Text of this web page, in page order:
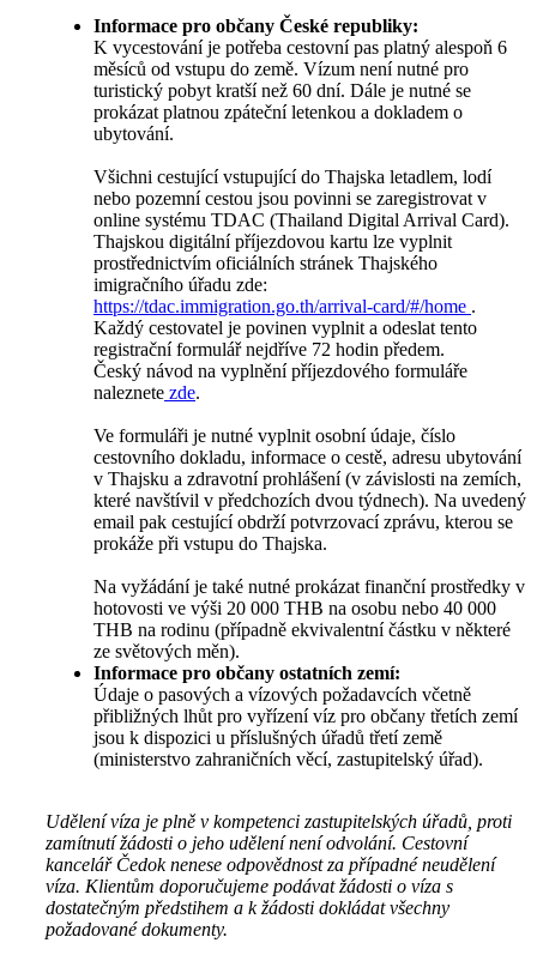
Informace pro občany České republiky:
K vycestování je potřeba cestovní pas platný alespoň 6
měsíců od vstupu do země. Vízum není nutné pro
turistický pobyt kratší než 60 dní. Dále je nutné se
prokázat platnou zpáteční letenkou a dokladem o
ubytování.
Všichni cestující vstupující do Thajska letadlem, lodí
nebo pozemní cestou jsou povinni se zaregistrovat v
online systému TDAC (Thailand Digital Arrival Card).
Thajskou digitální příjezdovou kartu lze vyplnit
prostřednictvím oficiálních stránek Thajského
imigračního úřadu zde:
https://tdac.immigration.go.th/arrival-card/#/home .
Každý cestovatel je povinen vyplnit a odeslat tento
registrační formulář nejdříve 72 hodin předem.
Český návod na vyplnění příjezdového formuláře
naleznete zde.
Ve formuláři je nutné vyplnit osobní údaje, číslo
cestovního dokladu, informace o cestě, adresu ubytování
v Thajsku a zdravotní prohlášení (v závislosti na zemích,
které navštívil v předchozích dvou týdnech). Na uvedený
email pak cestující obdrží potvrzovací zprávu, kterou se
prokáže při vstupu do Thajska.
Na vyžádání je také nutné prokázat finanční prostředky v
hotovosti ve výši 20 000 THB na osobu nebo 40 000
THB na rodinu (případně ekvivalentní částku v některé
ze světových měn).
Informace pro občany ostatních zemí:
Údaje o pasových a vízových požadavcích včetně
přibližných lhůt pro vyřízení víz pro občany třetích zemí
jsou k dispozici u příslušných úřadů třetí země
(ministerstvo zahraničních věcí, zastupitelský úřad).
Udělení víza je plně v kompetenci zastupitelských úřadů, proti
zamítnutí žádosti o jeho udělení není odvolání. Cestovní
kancelář Čedok nenese odpovědnost za případné neudělení
víza. Klientům doporučujeme podávat žádosti o víza s
dostatečným předstihem a k žádosti dokládat všechny
požadované dokumenty.